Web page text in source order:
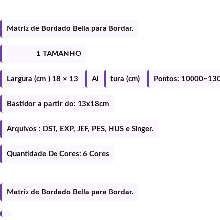
Matriz de Bordado Bella para Bordar.
1 TAMANHO
Largura (cm ) 18 × 13 Al tura (cm) Pontos:
Bastidor a partir do: 13x18cm
Arquivos : DST, EXP, JEF, PES, HUS e Singer.
Quantidade De Cores: 6 Cores
Matriz de Bordado Bella para Bordar.